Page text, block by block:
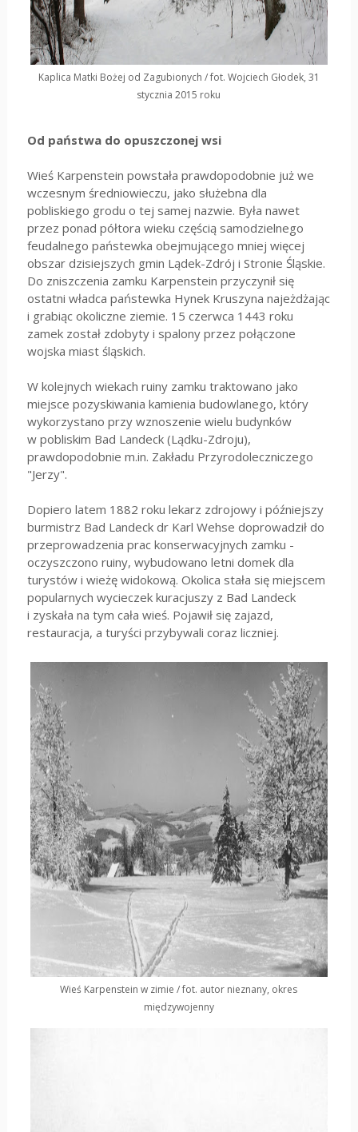
Kaplica Matki Bożej od Zagubionych / fot. Wojciech Głodek, 31
stycznia 2015 roku
Od państwa do opuszczonej wsi
Wieś Karpenstein powstała prawdopodobnie już we
wczesnym średniowieczu, jako służebna dla
pobliskiego grodu o tej samej nazwie. Była nawet
przez ponad półtora wieku częścią samodzielnego
feudalnego państewka obejmującego mniej więcej
obszar dzisiejszych gmin Lądek-Zdrój i Stronie Śląskie.
Do zniszczenia zamku Karpenstein przyczynił się
ostatni władca państewka Hynek Kruszyna najeżdżając
i grabiąc okoliczne ziemie. 15 czerwca 1443 roku
zamek został zdobyty i spalony przez połączone
wojska miast śląskich.
W kolejnych wiekach ruiny zamku traktowano jako
miejsce pozyskiwania kamienia budowlanego, który
wykorzystano przy wznoszenie wielu budynków
w pobliskim Bad Landeck (Lądku-Zdroju),
prawdopodobnie m.in. Zakładu Przyrodoleczniczego
"Jerzy".
Dopiero latem 1882 roku lekarz zdrojowy i późniejszy
burmistrz Bad Landeck dr Karl Wehse doprowadził do
przeprowadzenia prac konserwacyjnych zamku -
oczyszczono ruiny, wybudowano letni domek dla
turystów i wieżę widokową. Okolica stała się miejscem
popularnych wycieczek kuracjuszy z Bad Landeck
i zyskała na tym cała wieś. Pojawił się zajazd,
restauracja, a turyści przybywali coraz liczniej.
Wieś Karpenstein w zimie / fot. autor nieznany, okres
międzywojenny